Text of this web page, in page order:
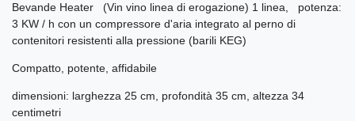
Bevande Heater (Vin vino linea di erogazione) 1 linea, potenza:
3 KW / h con un compressore d'aria integrato al perno di
contenitori resistenti alla pressione (barili KEG)
Compatto, potente, affidabile
dimensioni: larghezza 25 cm, profondità 35 cm, altezza 34
centimetri